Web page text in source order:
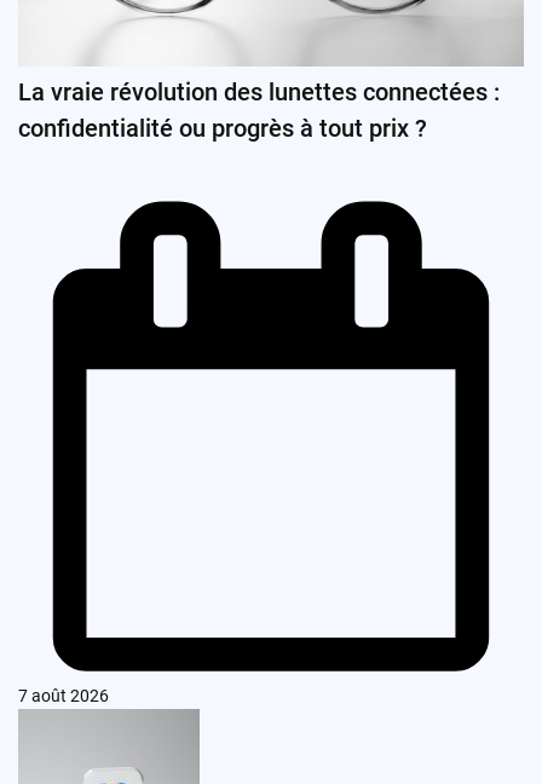
La vraie révolution des lunettes connectées :
confidentialité ou progrès à tout prix ?
7 août 2026